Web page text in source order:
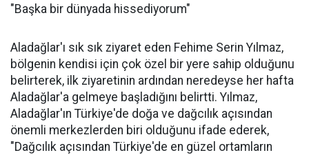
"Başka bir dünyada hissediyorum"
Aladağlar'ı sık sık ziyaret eden Fehime Serin Yılmaz,
bölgenin kendisi için çok özel bir yere sahip olduğunu
belirterek, ilk ziyaretinin ardından neredeyse her hafta
Aladağlar'a gelmeye başladığını belirtti. Yılmaz,
Aladağlar'ın Türkiye'de doğa ve dağcılık açısından
önemli merkezlerden biri olduğunu ifade ederek,
"Dağcılık açısından Türkiye'de en güzel ortamların